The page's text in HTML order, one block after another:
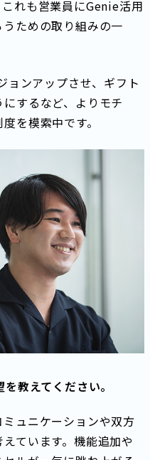
れも営業員にGenie活用
ための取り組みの一
ョンアップさせ、ギフト
するなど、よりモチ
を模索中です。
教えてください。
ュニケーションや双方
ています。機能追加や